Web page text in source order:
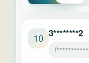
10 3********2